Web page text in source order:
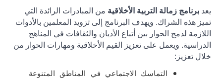
يعد برنامج زمالة التربية الأخلاقية من المبادرات الرائدة التي
تميز هذه الشراك. ويهدف البرنامج إلى تزويد المعلمين بالأدوات
اللازمة لدمج الحوار بين أتباع الأديان والثقافات في المناهج
الدراسية. ويعمل على تعزيز القيم الأخلاقية ومهارات الحوار من
خلال تعزيز:
التماسك الاجتماعي في المناطق المتنوعة